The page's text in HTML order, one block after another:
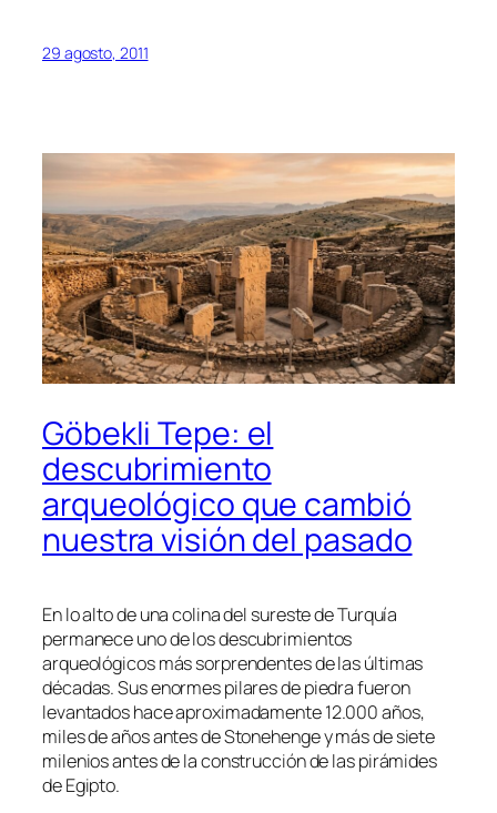
29 agosto, 2011
Göbekli Tepe: el
descubrimiento
arqueológico que cambió
nuestra visión del pasado
En lo alto de una colina del sureste de Turquía
permanece uno de los descubrimientos
arqueológicos más sorprendentes de las últimas
décadas. Sus enormes pilares de piedra fueron
levantados hace aproximadamente 12.000 años,
miles de años antes de Stonehenge y más de siete
milenios antes de la construcción de las pirámides
de Egipto.